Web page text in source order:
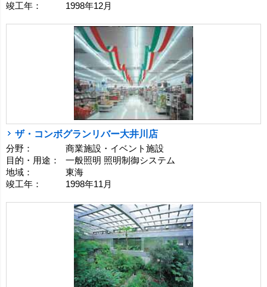
竣工年：
1998年12月
ザ・コンボグランリバー大井川店
分野：
商業施設・イベント施設
目的・用途：
一般照明 照明制御システム
地域：
東海
竣工年：
1998年11月